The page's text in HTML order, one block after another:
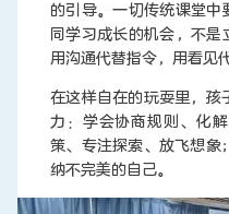
的引导。一切传统课堂
同学习成长的机会，不是
用沟通代替指令，用看见
在这样自在的玩耍里，孩
力：学会协商规则、化
策、专注探索、放飞想象
纳不完美的自己。